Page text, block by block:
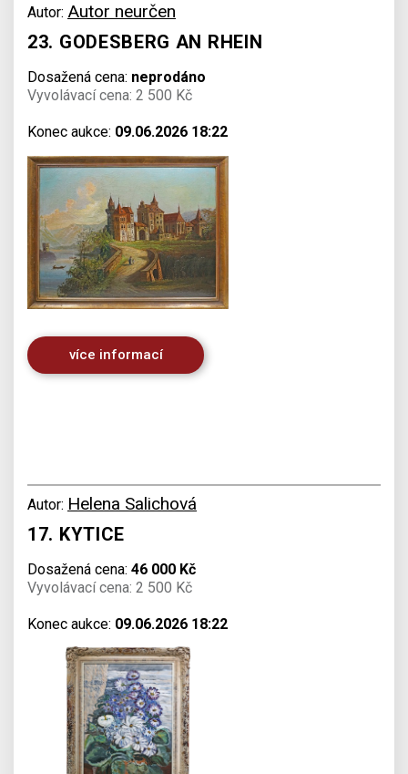
Autor: Autor neurčen
23. GODESBERG AN RHEIN
Dosažená cena: neprodáno
Vyvolávací cena: 2 500 Kč
Konec aukce: 09.06.2026 18:22
více informací
Autor: Helena Salichová
17. KYTICE
Dosažená cena: 46 000 Kč
Vyvolávací cena: 2 500 Kč
Konec aukce: 09.06.2026 18:22